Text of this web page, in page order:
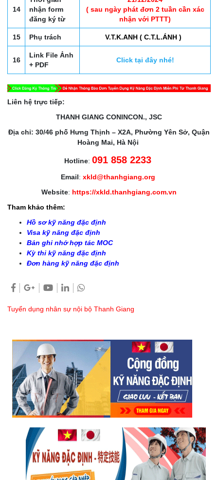
14
nhận form
đăng ký từ
( sau ngày phát đơn 2 tuần cần xác
nhận với PTTT)
15 Phụ trách V.T.K.ANH ( C.T.L.ÁNH )
16
Link File Ảnh
+ PDF
Click tại đây nhé!
Liên hệ trực tiếp:
THANH GIANG CONINCON., JSC
Địa chỉ: 30/46 phố Hưng Thịnh – X2A, Phường Yên Sở, Quận
Hoàng Mai, Hà Nội
Hotline: 091 858 2233
Email: xkld@thanhgiang.org
Website: https://xkld.thanhgiang.com.vn
Tham khảo thêm:
Hồ sơ kỹ năng đặc định
Visa kỹ năng đặc định
Bản ghi nhớ hợp tác MOC
Kỳ thi kỹ năng đặc định
Đơn hàng kỹ năng đặc định
Tuyển dụng nhân sự nội bộ Thanh Giang